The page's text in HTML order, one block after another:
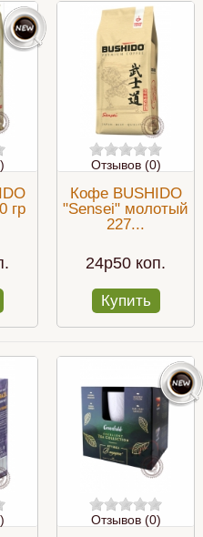
гр
Отзывов (0)
Кофе BUSHIDO
"Sensei" молотый
227...
24p50 коп.
Купить
Отзывов (0)